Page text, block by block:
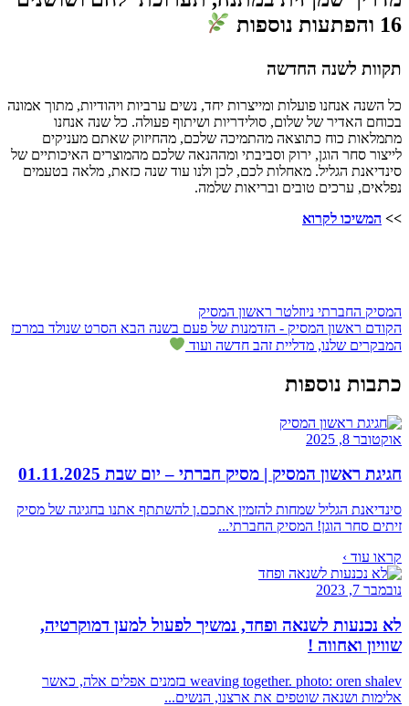
16 והפתעות נוספות
תקוות לשנה החדשה
כל השנה אנחנו פועלות ומייצרות יחד, נשים ערביות ויהודיות, מתוך אמונה
בכוחם האדיר של שלום, סולידריות ושיתוף פעולה. כל שנה אנחנו
מתמלאות כוח כתוצאה מהתמיכה שלכם, מהחיזוק שאתם מעניקים
לייצור סחר הוגן, ירוק וסביבתי ומההנאה שלכם מהמוצרים האיכותיים של
סינדיאנת הגליל. מאחלות לכם, לכן ולנו עוד שנה כזאת, מלאה בטעמים
נפלאים, ערכים טובים ובריאות שלמה.
>> המשיכו לקרוא
המסיק החברתי ניוזלטר ראשון המסיק
הקודם ראשון המסיק - הזדמנות של פעם בשנה הבא הסרט שנולד במרכז
המבקרים שלנו, מדליית זהב חדשה ועוד
כתבות נוספות
אוקטובר 8, 2025
חגיגת ראשון המסיק | מסיק חברתי – יום שבת 01.11.2025
סינדיאנת הגליל שמחות להזמין אתכם.ן להשתתף אתנו בחגיגה של מסיק
זיתים סחר הוגן! המסיק החברתי...
קראו עוד ›
נובמבר 7, 2023
לא נכנעות לשנאה ופחד, נמשיך לפעול למען דמוקרטיה,
שוויון ואחווה !
weaving together. photo: oren shalev בזמנים אפלים אלה, כאשר
אלימות ושנאה שוטפים את ארצנו, הנשים...